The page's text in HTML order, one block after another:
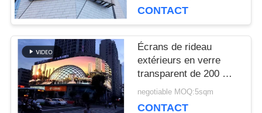
DEMANDEZ
UN DEVIS
VR
CONTACT
Écrans de rideau
extérieurs en verre
transparent de 200 W
3840 Hz
negotiable MOQ:5sqm
CONTACT